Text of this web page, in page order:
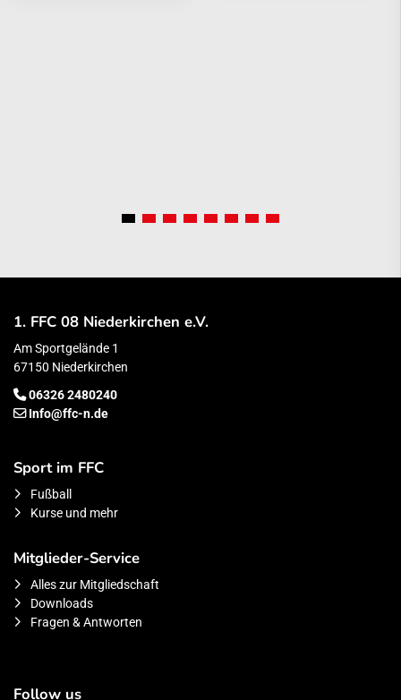
1. FFC 08 Niederkirchen e.V.
Am Sportgelände 1
67150 Niederkirchen
06326 2480240
Info@ffc-n.de
Sport im FFC
Fußball
Kurse und mehr
Mitglieder-Service
Alles zur Mitgliedschaft
Downloads
Fragen & Antworten
Follow us